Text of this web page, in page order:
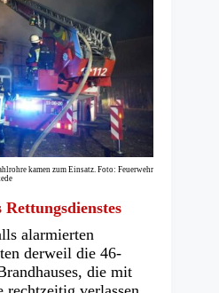
kamen zum Einsatz. Foto: Feuerwehr
alarmierten
derweil die 46-
die mit